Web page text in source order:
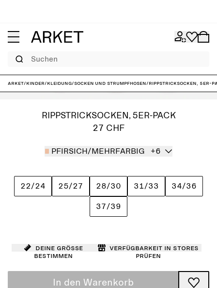
Suchen
ARKET/Kinder/Kleidung/Socken und Strumpfhosen/Rippstricksocken, 5er-
RIPPSTRICKSOCKEN, 5ER-PACK
27 CHF
PFIRSICH/MEHRFARBIG +6
22/24 25/27 28/30 31/33 34/36
37/39
Deine Größe
bestimmen
Verfügbarkeit in Stores
prüfen
In den Warenkorb